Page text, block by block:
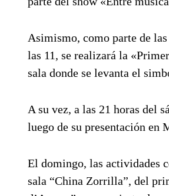
Asimismo, como parte de
las 11, se realizará la
sala donde se levanta el
A su vez, a las 21 horas del
luego de su presentación en
El domingo, las actividades
sala “China Zorrilla”, del